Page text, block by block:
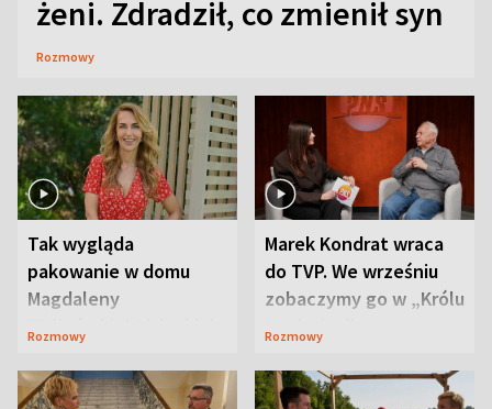
żeni. Zdradził, co zmienił syn
Rozmowy
Tak wygląda
pakowanie w domu
Magdaleny
Waligórskiej-Lisieckiej.
Rozmowy
Marek Kondrat wraca
do TVP. We wrześniu
zobaczymy go w „Królu
Maciusiu I”
Rozmowy